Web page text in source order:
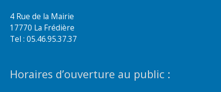
4 Rue de la Mairie
17770 La Frédière
Tel : 05.46.95.37.37
Horaires d’ouverture au public :